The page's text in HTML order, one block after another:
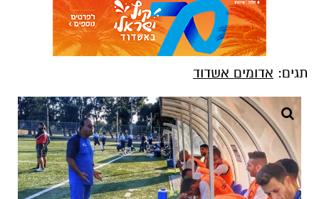
תגים: אדומים אשדוד